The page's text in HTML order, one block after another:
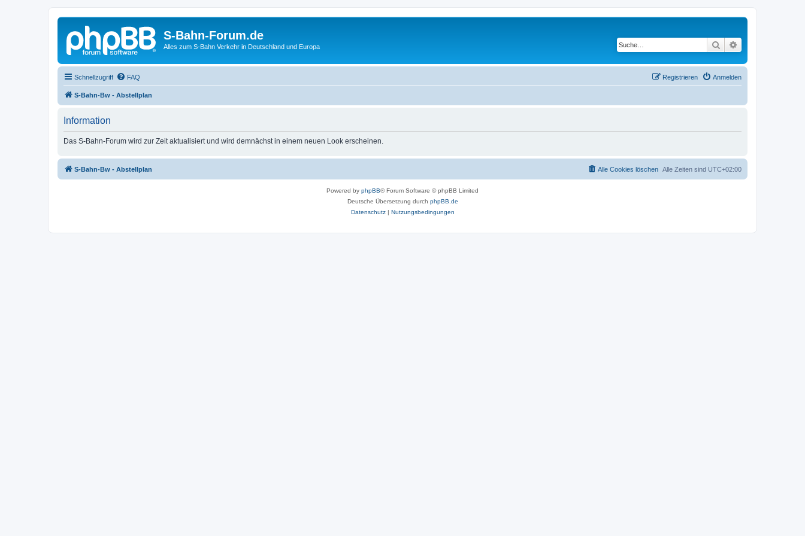
S-Bahn-Forum.de
Alles zum S-Bahn Verkehr in Deutschland und Europa Suche
Schnellzugriff FAQ Anmelden
Registrieren
S-Bahn-Bw - Abstellplan
Information
Das S-Bahn-Forum wird zur Zeit aktualisiert und wird demnächst in einem neuen Look erscheinen.
S-Bahn-Bw - Abstellplan Alle Zeiten sind UTC+02:00
Alle Cookies löschen
Powered by phpBB® Forum Software © phpBB Limited
Deutsche Übersetzung durch phpBB.de
Datenschutz| Nutzungsbedingungen